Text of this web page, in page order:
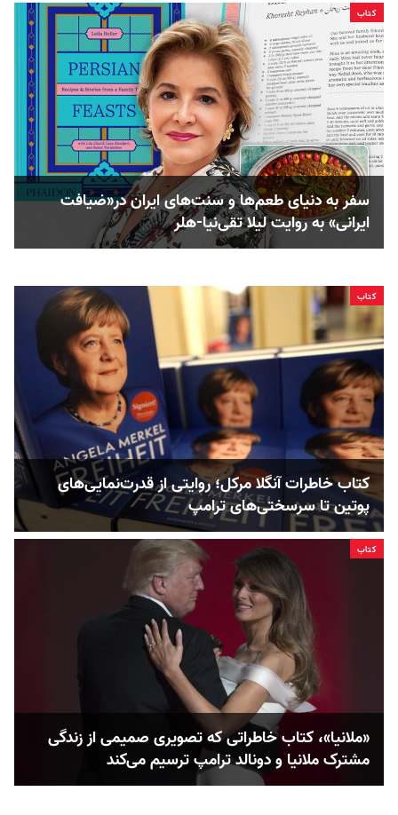
کتاب
سفر به دنیای طعم‌ها و سنت‌های ایران در«ضیافت
ایرانی» به روایت لیلا تقی‌نیا-هلر
کتاب
کتاب خاطرات آنگلا مرکل؛ روایتی از قدرت‌‌نمایی‌های
پوتین تا سرسختی‌های ترامپ
کتاب
«ملانیا»، کتاب خاطراتی که تصویری صمیمی از زندگی
مشترک ملانیا و دونالد ترامپ ترسیم می‌کند